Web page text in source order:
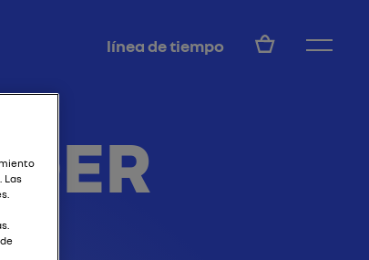
línea de tiempo ES
Las